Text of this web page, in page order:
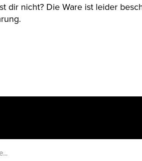
nicht? Die Ware ist leider